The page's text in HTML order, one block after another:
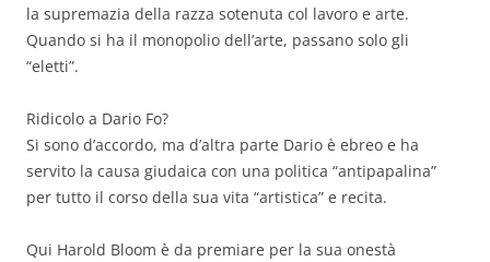
la supremazia della razza sotenuta col lavoro e arte.
Quando si ha il monopolio dell’arte, passano solo gli
“eletti”.
Ridicolo a Dario Fo?
Si sono d’accordo, ma d’altra parte Dario è ebreo e ha
servito la causa giudaica con una politica “antipapalina”
per tutto il corso della sua vita “artistica” e recita.
Qui Harold Bloom è da premiare per la sua onestà